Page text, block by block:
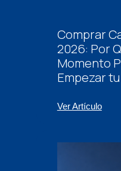
Comprar
2026: Por
Momento
Empezar
Ver Artículo